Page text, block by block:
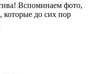
Вспоминаем фото,
до сих пор